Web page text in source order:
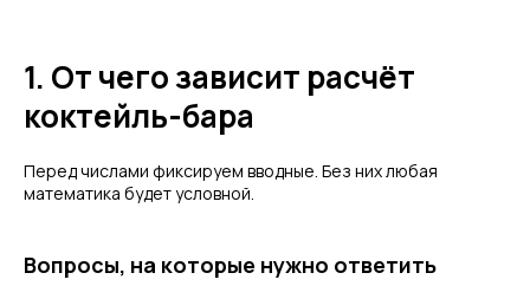
1. От чего зависит расчёт
коктейль-бара
Перед числами фиксируем вводные. Без них любая
математика будет условной.
Вопросы, на которые нужно ответить